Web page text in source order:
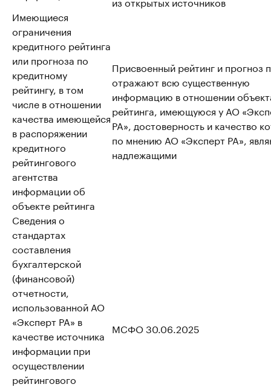
Имеющиеся
ограничения
кредитного рейтинга
или прогноза по
кредитному
рейтингу, в том
числе в отношении
качества имеющейся
в распоряжении
кредитного
рейтингового
агентства
информации об
объекте рейтинга
Присвоенный рейтинг и прогноз
отражают всю существенную
информацию в отношении
рейтинга, имеющуюся у АО
РА», достоверность и качество
по мнению АО «Эксперт РА»,
надлежащими
Сведения о
стандартах
составления
бухгалтерской
(финансовой)
отчетности,
использованной АО
«Эксперт РА» в
качестве источника
информации при
осуществлении
рейтингового
МСФО 30.06.2025